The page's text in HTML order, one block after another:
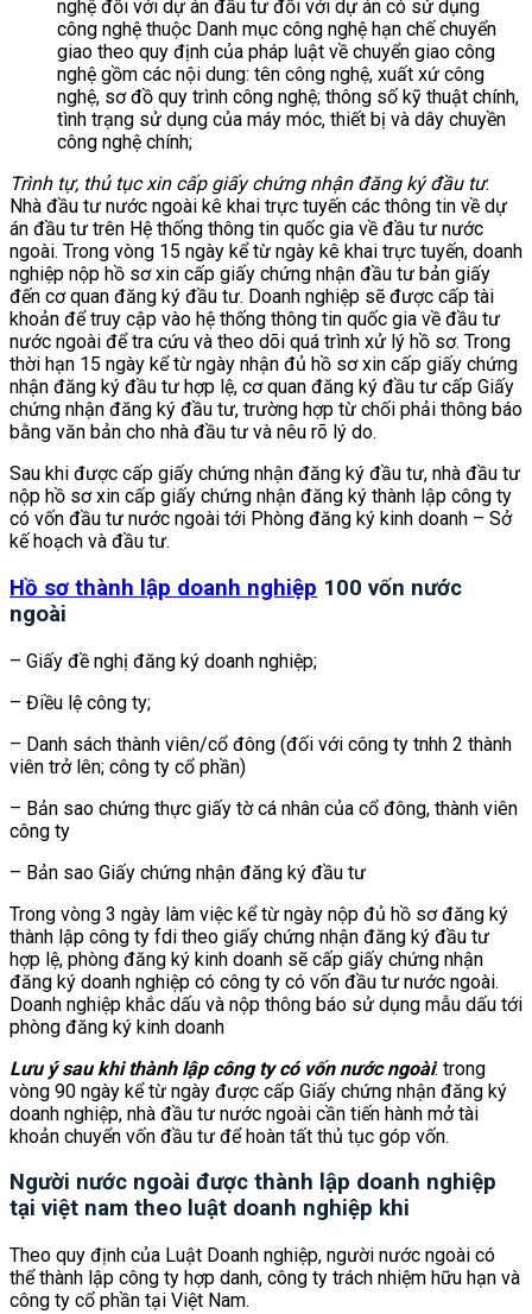
nghệ đối với dự án đầu tư đối với dự án có sử dụng
công nghệ thuộc Danh mục công nghệ hạn chế chuyển
giao theo quy định của pháp luật về chuyển giao công
nghệ gồm các nội dung: tên công nghệ, xuất xứ công
nghệ, sơ đồ quy trình công nghệ; thông số kỹ thuật chính,
tình trạng sử dụng của máy móc, thiết bị và dây chuyền
công nghệ chính;
Trình tự, thủ tục xin cấp giấy chứng nhận đăng ký đầu tư:
Nhà đầu tư nước ngoài kê khai trực tuyến các thông tin về dự
án đầu tư trên Hệ thống thông tin quốc gia về đầu tư nước
ngoài. Trong vòng 15 ngày kể từ ngày kê khai trực tuyến, doanh
nghiệp nộp hồ sơ xin cấp giấy chứng nhận đầu tư bản giấy
đến cơ quan đăng ký đầu tư. Doanh nghiệp sẽ được cấp tài
khoản để truy cập vào hệ thống thông tin quốc gia về đầu tư
nước ngoài để tra cứu và theo dõi quá trình xử lý hồ sơ. Trong
thời hạn 15 ngày kể từ ngày nhận đủ hồ sơ xin cấp giấy chứng
nhận đăng ký đầu tư hợp lệ, cơ quan đăng ký đầu tư cấp Giấy
chứng nhận đăng ký đầu tư, trường hợp từ chối phải thông báo
bằng văn bản cho nhà đầu tư và nêu rõ lý do.
Sau khi được cấp giấy chứng nhận đăng ký đầu tư, nhà đầu tư
nộp hồ sơ xin cấp giấy chứng nhận đăng ký thành lập công ty
có vốn đầu tư nước ngoài tới Phòng đăng ký kinh doanh – Sở
kế hoạch và đầu tư.
Hồ sơ thành lập doanh nghiệp 100 vốn nước
ngoài
– Giấy đề nghị đăng ký doanh nghiệp;
– Điều lệ công ty;
– Danh sách thành viên/cổ đông (đối với công ty tnhh 2 thành
viên trở lên; công ty cổ phần)
– Bản sao chứng thực giấy tờ cá nhân của cổ đông, thành viên
công ty
– Bản sao Giấy chứng nhận đăng ký đầu tư
Trong vòng 3 ngày làm việc kể từ ngày nộp đủ hồ sơ đăng ký
thành lập công ty fdi theo giấy chứng nhận đăng ký đầu tư
hợp lệ, phòng đăng ký kinh doanh sẽ cấp giấy chứng nhận
đăng ký doanh nghiệp có công ty có vốn đầu tư nước ngoài.
Doanh nghiệp khắc dấu và nộp thông báo sử dụng mẫu dấu tới
phòng đăng ký kinh doanh
Lưu ý sau khi thành lập công ty có vốn nước ngoài: trong
vòng 90 ngày kể từ ngày được cấp Giấy chứng nhận đăng ký
doanh nghiệp, nhà đầu tư nước ngoài cần tiến hành mở tài
khoản chuyển vốn đầu tư để hoàn tất thủ tục góp vốn.
Người nước ngoài được thành lập doanh nghiệp
tại việt nam theo luật doanh nghiệp khi
Theo quy định của Luật Doanh nghiệp, người nước ngoài có
thể thành lập công ty hợp danh, công ty trách nhiệm hữu hạn và
công ty cổ phần tại Việt Nam.